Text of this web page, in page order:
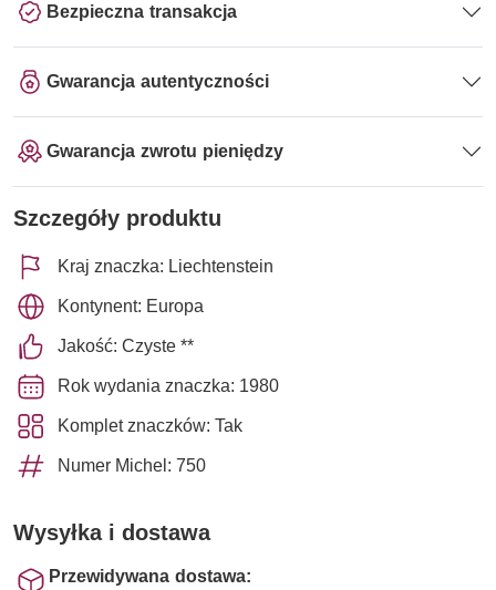
Bezpieczna transakcja
Gwarancja autentyczności
Gwarancja zwrotu pieniędzy
Szczegóły produktu
Kraj znaczka: Liechtenstein
Kontynent: Europa
Jakość: Czyste **
Rok wydania znaczka: 1980
Komplet znaczków: Tak
Numer Michel: 750
Wysyłka i dostawa
Przewidywana dostawa: